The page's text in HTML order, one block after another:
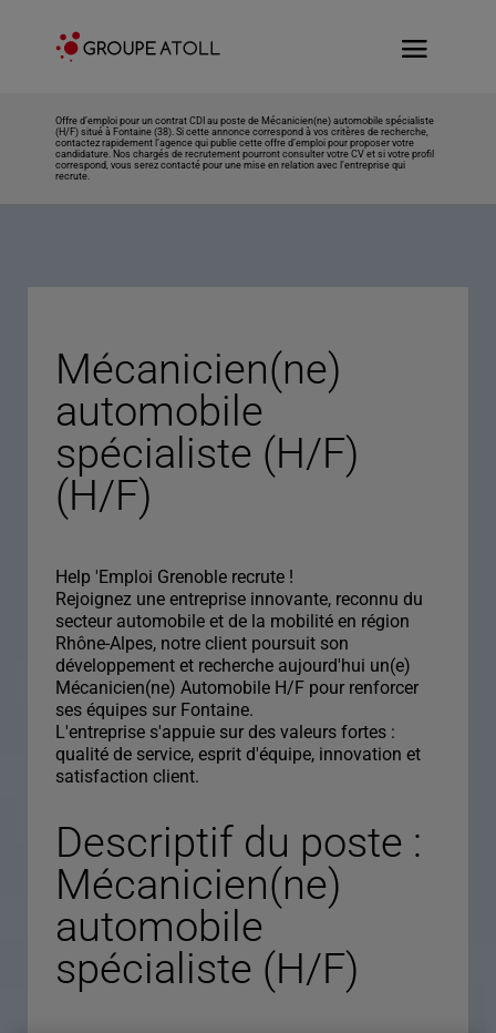
Offre d’emploi pour un contrat CDI au poste de Mécanicien(ne) automobile spécialiste
(H/F) situé à Fontaine (38). Si cette annonce correspond à vos critères de recherche,
contactez rapidement l’agence qui publie cette offre d’emploi pour proposer votre
candidature. Nos chargés de recrutement pourront consulter votre CV et si votre profil
correspond, vous serez contacté pour une mise en relation avec l’entreprise qui
recrute.
Mécanicien(ne)
automobile
spécialiste (H/F)
(H/F)
Help 'Emploi Grenoble recrute !
Rejoignez une entreprise innovante, reconnu du
secteur automobile et de la mobilité en région
Rhône-Alpes, notre client poursuit son
développement et recherche aujourd'hui un(e)
Mécanicien(ne) Automobile H/F pour renforcer
ses équipes sur Fontaine.
L'entreprise s'appuie sur des valeurs fortes :
qualité de service, esprit d'équipe, innovation et
satisfaction client.
Descriptif du poste :
Mécanicien(ne)
automobile
spécialiste (H/F)